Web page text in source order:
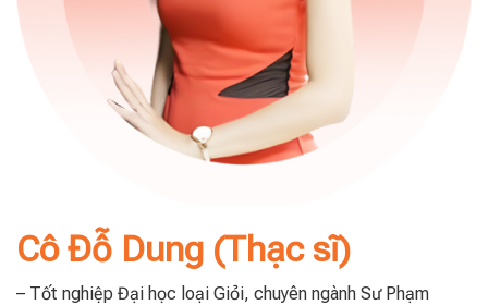
Cô Đỗ Dung (Thạc sĩ)
– Tốt nghiệp Đại học loại Giỏi, chuyên ngành Sư Phạm